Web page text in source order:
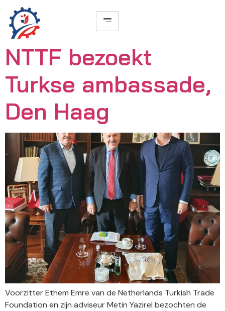
NTTF bezoekt
Turkse ambassade,
Den Haag
Voorzitter Ethem Emre van de Netherlands Turkish Trade
Foundation en zijn adviseur Metin Yazirel bezochten de